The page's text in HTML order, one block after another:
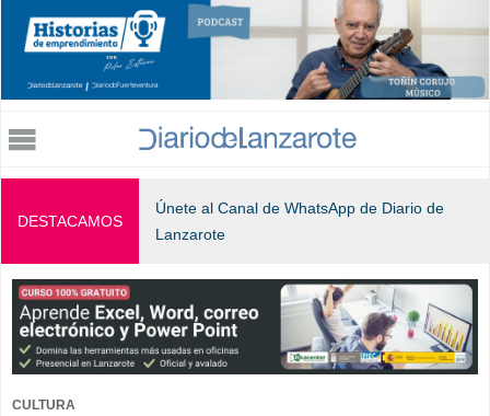
Jump to navigation
DESTACAMOS
Únete al Canal de WhatsApp de Diario de
Lanzarote
CULTURA